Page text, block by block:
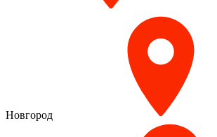
Новгород